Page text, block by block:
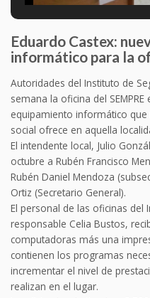
Eduardo Castex:
informático para la
Autoridades del Instituto de
semana la oficina del
equipamiento informático
social ofrece en aquella
El intendente local, Julio
octubre a Rubén Francisco
Rubén Daniel Mendoza
Ortiz (Secretario General).
El personal de las oficinas del
responsable Celia Bustos,
computadoras más una
contienen los programas
incrementar el nivel de
realizan en el lugar.